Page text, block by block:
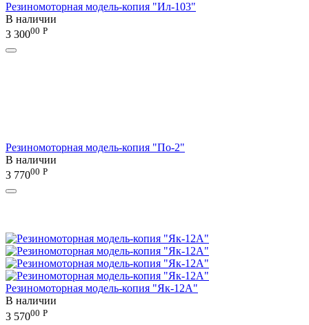
Резиномоторная модель-копия "Ил-103"
В наличии
3 30000 Р
Резиномоторная модель-копия "По-2"
В наличии
3 77000 Р
Резиномоторная модель-копия "Як-12А"
В наличии
3 57000 Р